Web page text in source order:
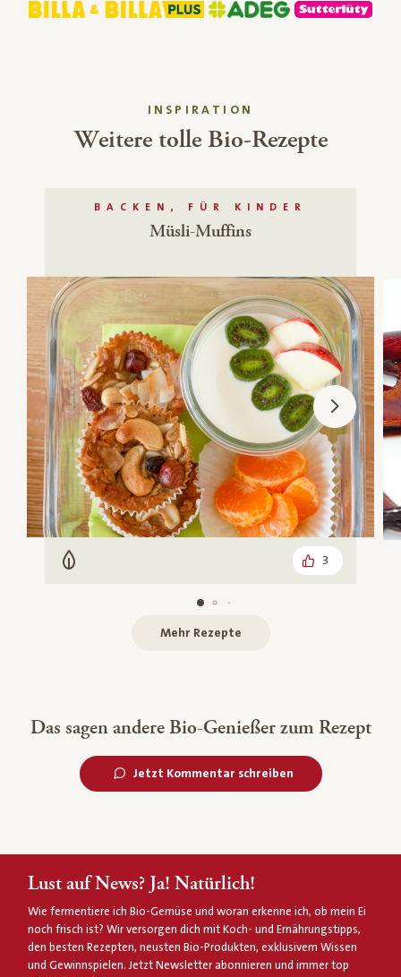
INSPIRATION
Weitere tolle Bio-Rezepte
BACKEN, FÜR KINDER
Müsli-Muffins
Vegetarisch 3
Mehr Rezepte
Das sagen andere Bio-Genießer zum Rezept
Jetzt Kommentar schreiben
Lust auf News? Ja! Natürlich!
Wie fermentiere ich Bio-Gemüse und woran erkenne ich, ob mein Ei
noch frisch ist? Wir versorgen dich mit Koch- und Ernährungstipps,
den besten Rezepten, neusten Bio-Produkten, exklusivem Wissen
und Gewinnspielen. Jetzt Newsletter abonnieren und immer top